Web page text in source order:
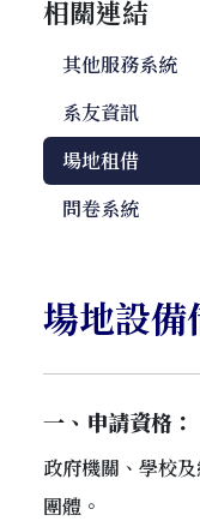
相關連結
其他服務系統
系友資訊
場地租借
問卷系統
場地設備
一、申請資格：
政府機關、學校
團體。